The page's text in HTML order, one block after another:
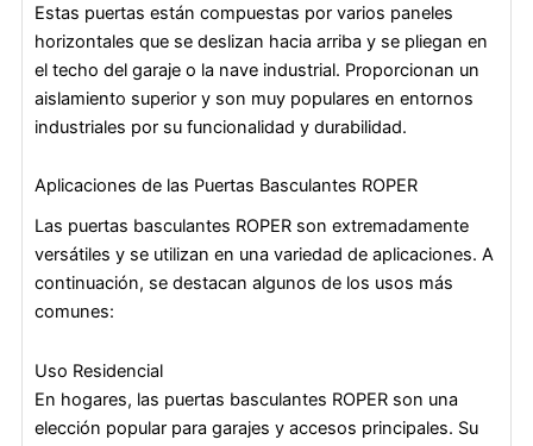
Estas puertas están compuestas por varios paneles
horizontales que se deslizan hacia arriba y se pliegan en
el techo del garaje o la nave industrial. Proporcionan un
aislamiento superior y son muy populares en entornos
industriales por su funcionalidad y durabilidad.
Aplicaciones de las Puertas Basculantes ROPER
Las puertas basculantes ROPER son extremadamente
versátiles y se utilizan en una variedad de aplicaciones. A
continuación, se destacan algunos de los usos más
comunes:
Uso Residencial
En hogares, las puertas basculantes ROPER son una
elección popular para garajes y accesos principales. Su